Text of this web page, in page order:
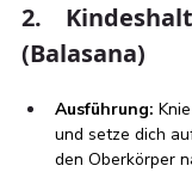
2.
(Balasana)
Ausführung:
und setze dich
den Oberkörper